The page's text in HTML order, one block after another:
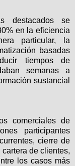
destacados se
en la eficiencia
particular, la
basadas
tiempos de
semanas a
sustancial
comerciales de
participantes
cierre de
de clientes,
los casos más